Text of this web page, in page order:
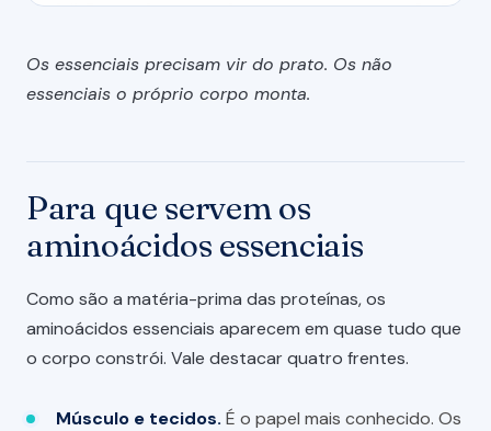
Os essenciais precisam vir do prato. Os não
essenciais o próprio corpo monta.
Para que servem os
aminoácidos essenciais
Como são a matéria-prima das proteínas, os
aminoácidos essenciais aparecem em quase tudo que
o corpo constrói. Vale destacar quatro frentes.
Músculo e tecidos. É o papel mais conhecido. Os